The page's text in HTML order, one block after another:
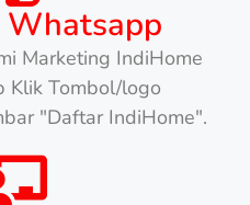
Marketing IndiHome
Klik Tombol/logo
"Daftar IndiHome".